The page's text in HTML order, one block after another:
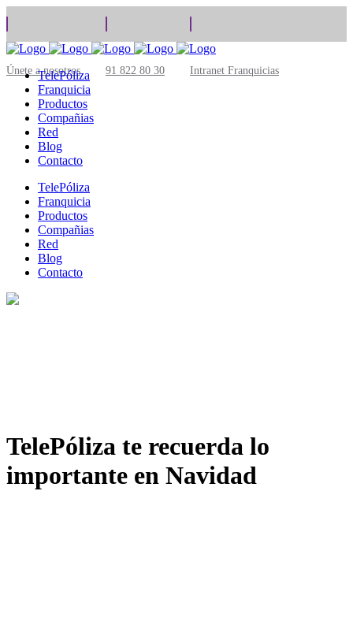
Únete a nosotros 91 822 80 30 Intranet Franquicias
TelePóliza
Franquicia
Productos
Compañias
Red
Blog
Contacto
TelePóliza
Franquicia
Productos
Compañias
Red
Blog
Contacto
TelePóliza te recuerda lo
importante en Navidad